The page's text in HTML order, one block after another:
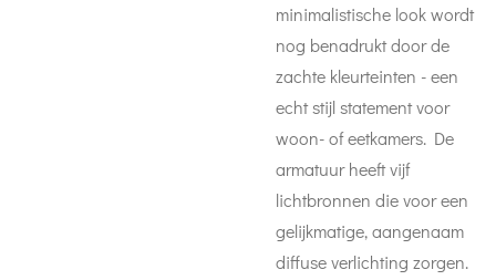
minimalistische look wordt
nog benadrukt door de
zachte kleurteinten - een
echt stijl statement voor
woon- of eetkamers. De
armatuur heeft vijf
lichtbronnen die voor een
gelijkmatige, aangenaam
diffuse verlichting zorgen.